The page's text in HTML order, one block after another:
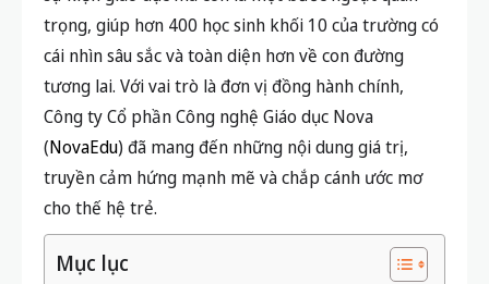
trọng, giúp hơn 400 học sinh khối 10 của trường có
cái nhìn sâu sắc và toàn diện hơn về con đường
tương lai. Với vai trò là đơn vị đồng hành chính,
Công ty Cổ phần Công nghệ Giáo dục Nova
(NovaEdu) đã mang đến những nội dung giá trị,
truyền cảm hứng mạnh mẽ và chắp cánh ước mơ
cho thế hệ trẻ.
Mục lục